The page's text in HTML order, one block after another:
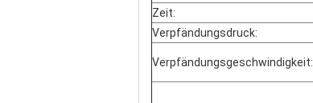
Zeit:
Verpfändungsdruck:
Verpfändungsgeschwindigkeit: